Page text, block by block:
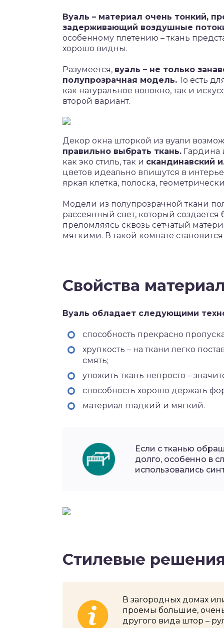
Вуаль – материал очень тонкий,
задерживающий воздушные
особенному плетению – ткань
хорошо видны.
Разумеется, вуаль – не только
полупрозрачная модель. То есть
как натуральное волокно, так и
второй вариант.
Декор окна шторкой из вуали
правильно выбрать ткань. Гардина
как эко стиль, так и скандинавский
цветов идеально впишутся в
яркая клетка, полоска,
Модели из полупрозрачной ткани
рассеянный свет, который
преломляясь сквозь сетчатый
мягкими. В такой комнате
Свойства
Вуаль обладает следующими
способность прекрасно
хрупкость – на ткани легко
смять;
утюжить ткань непросто –
способность хорошо держать
материал гладкий и мягкий.
Если с тканью
долго, особенно в
использовались
Стилевые
В загородных домах
проемы большие,
другого вида штор –